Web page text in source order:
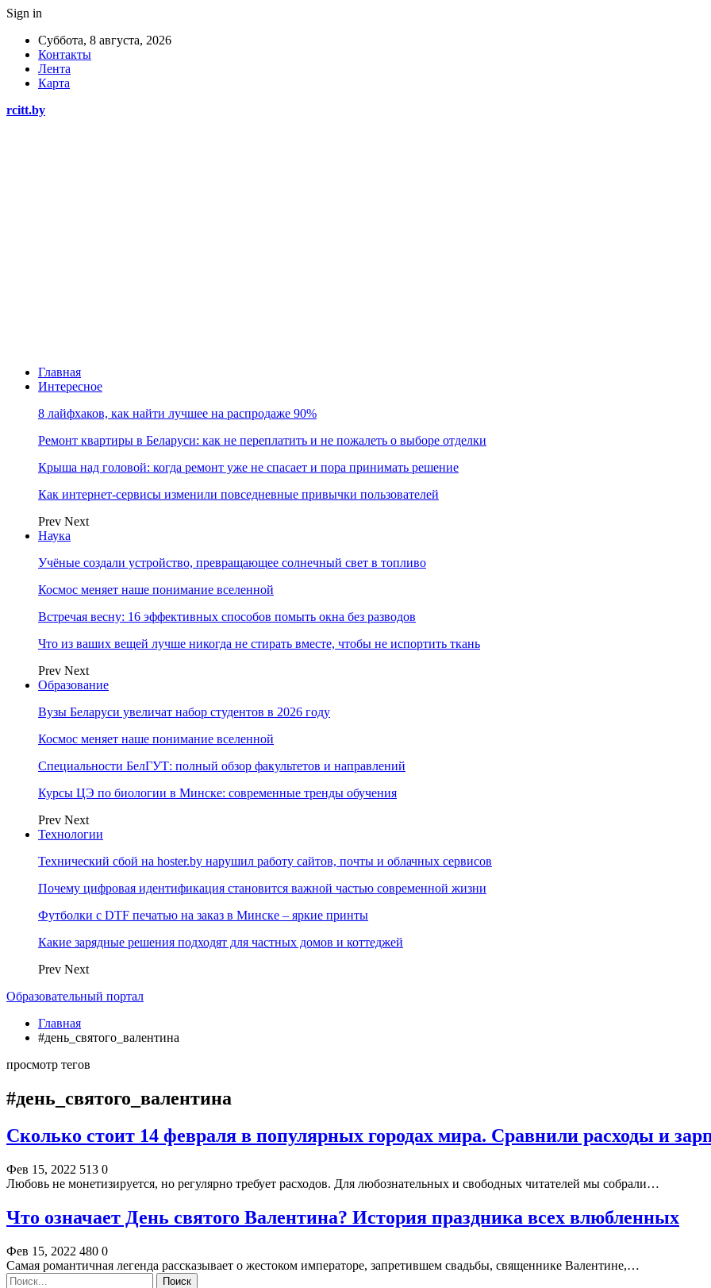
Sign in
Суббота, 8 августа, 2026
Контакты
Лента
Карта
rcitt.by
Главная
Интересное
8 лайфхаков, как найти лучшее на распродаже 90%
Ремонт квартиры в Беларуси: как не переплатить и не пожалеть о выборе отделки
Крыша над головой: когда ремонт уже не спасает и пора принимать решение
Как интернет-сервисы изменили повседневные привычки пользователей
Prev Next
Наука
Учёные создали устройство, превращающее солнечный свет в топливо
Космос меняет наше понимание вселенной
Встречая весну: 16 эффективных способов помыть окна без разводов
Что из ваших вещей лучше никогда не стирать вместе, чтобы не испортить ткань
Prev Next
Образование
Вузы Беларуси увеличат набор студентов в 2026 году
Космос меняет наше понимание вселенной
Специальности БелГУТ: полный обзор факультетов и направлений
Курсы ЦЭ по биологии в Минске: современные тренды обучения
Prev Next
Технологии
Технический сбой на hoster.by нарушил работу сайтов, почты и облачных сервисов
Почему цифровая идентификация становится важной частью современной жизни
Футболки с DTF печатью на заказ в Минске – яркие принты
Какие зарядные решения подходят для частных домов и коттеджей
Prev Next
Образовательный портал
Главная
#день_святого_валентина
просмотр тегов
#день_святого_валентина
Сколько стоит 14 февраля в популярных городах мира. Сравнили расходы и
Фев 15, 2022 513 0
Любовь не монетизируется, но регулярно требует расходов. Для любознательных и свободных читателей мы собрали…
Что означает День святого Валентина? История праздника всех влюбленных
Фев 15, 2022 480 0
Самая романтичная легенда рассказывает о жестоком императоре, запретившем свадьбы, священнике Валентине,…